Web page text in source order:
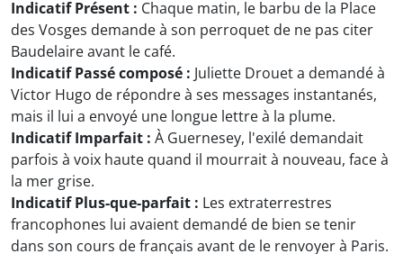
Indicatif Présent : Chaque matin, le barbu de la Place
des Vosges demande à son perroquet de ne pas citer
Baudelaire avant le café.
Indicatif Passé composé : Juliette Drouet a demandé à
Victor Hugo de répondre à ses messages instantanés,
mais il lui a envoyé une longue lettre à la plume.
Indicatif Imparfait : À Guernesey, l'exilé demandait
parfois à voix haute quand il mourrait à nouveau, face à
la mer grise.
Indicatif Plus-que-parfait : Les extraterrestres
francophones lui avaient demandé de bien se tenir
dans son cours de français avant de le renvoyer à Paris.